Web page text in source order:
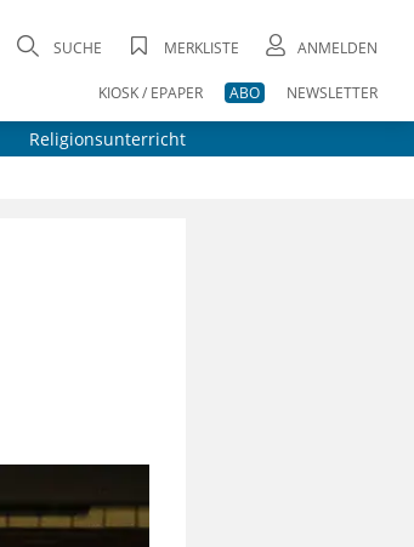
SUCHE MERKLISTE ANMELDEN
KIOSK / EPAPER ABO NEWSLETTER
Religionsunterricht